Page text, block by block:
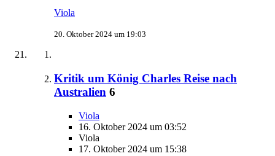
Viola
20. Oktober 2024 um 19:03
Kritik um König Charles Reise nach
Australien 6
Viola
16. Oktober 2024 um 03:52
Viola
17. Oktober 2024 um 15:38